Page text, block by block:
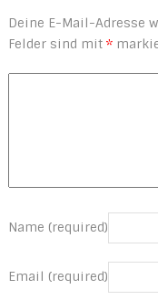
Deine E-Mail-Adresse
Felder sind mit *
Name (required)
Email (required)